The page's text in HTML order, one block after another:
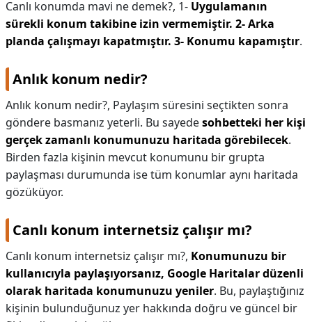
Canlı konumda mavi ne demek?, 1- Uygulamanın
sürekli konum takibine izin vermemiştir. 2- Arka
planda çalışmayı kapatmıştır. 3- Konumu kapamıştır.
Anlık konum nedir?
Anlık konum nedir?, Paylaşım süresini seçtikten sonra
göndere basmanız yeterli. Bu sayedesohbetteki her kişi
gerçek zamanlı konumunuzu haritada görebilecek.
Birden fazla kişinin mevcut konumunu bir grupta
paylaşması durumunda ise tüm konumlar aynı haritada
gözüküyor.
Canlı konum internetsiz çalışır mı?
Canlı konum internetsiz çalışır mı?, Konumunuzu bir
kullanıcıyla paylaşıyorsanız, Google Haritalar düzenli
olarak haritada konumunuzu yeniler. Bu, paylaştığınız
kişinin bulunduğunuz yer hakkında doğru ve güncel bir